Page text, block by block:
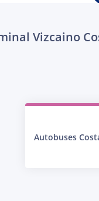
Vizcaino
Autobuses